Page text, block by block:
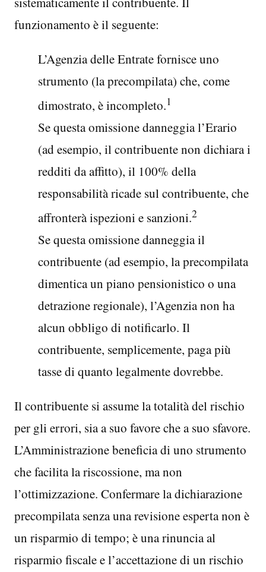
funzionamento è il seguente:
L’Agenzia delle Entrate fornisce uno
strumento (la precompilata) che, come
dimostrato, è incompleto.1
Se questa omissione danneggia l’Erario
(ad esempio, il contribuente non dichiara i
redditi da affitto), il 100% della
responsabilità ricade sul contribuente, che
affronterà ispezioni e sanzioni.2
Se questa omissione danneggia il
contribuente (ad esempio, la precompilata
dimentica un piano pensionistico o una
detrazione regionale), l’Agenzia non ha
alcun obbligo di notificarlo. Il
contribuente, semplicemente, paga più
tasse di quanto legalmente dovrebbe.
Il contribuente si assume la totalità del rischio
per gli errori, sia a suo favore che a suo sfavore.
L’Amministrazione beneficia di uno strumento
che facilita la riscossione, ma non
l’ottimizzazione. Confermare la dichiarazione
precompilata senza una revisione esperta non è
un risparmio di tempo; è una rinuncia al
risparmio fiscale e l’accettazione di un rischio